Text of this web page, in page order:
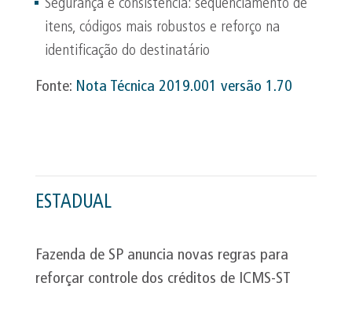
Segurança e consistência: sequenciamento de
itens, códigos mais robustos e reforço na
identificação do destinatário
Fonte: Nota Técnica 2019.001 versão 1.70
ESTADUAL
Fazenda de SP anuncia novas regras para
reforçar controle dos créditos de ICMS-ST